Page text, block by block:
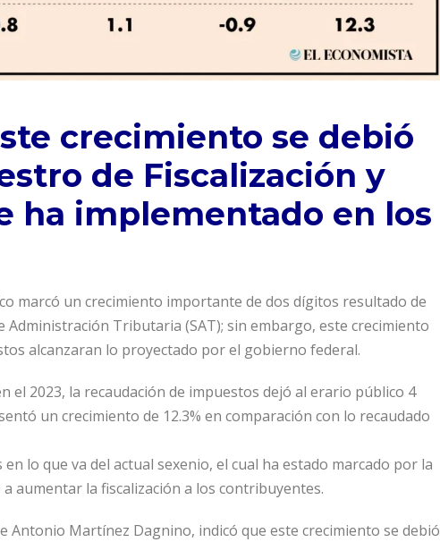
crecimiento se debió
de Fiscalización y
ha implementado en los
marcó un crecimiento importante de dos dígitos resultado de
Administración Tributaria (SAT); sin embargo, este crecimiento
alcanzaran lo proyectado por el gobierno federal.
el 2023, la recaudación de impuestos dejó al erario público 4
un crecimiento de 12.3% en comparación con lo recaudado
lo que va del actual sexenio, el cual ha estado marcado por la
aumentar la fiscalización a los contribuyentes.
Antonio Martínez Dagnino, indicó que este crecimiento se debió